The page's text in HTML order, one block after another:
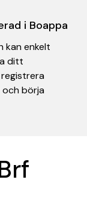
i Boappa
kan enkelt
ditt
och börja